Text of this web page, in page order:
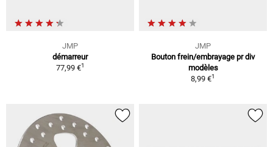
JMP
démarreur
77,99 €1
JMP
Bouton frein/embrayage pr div
modèles
8,99 €1